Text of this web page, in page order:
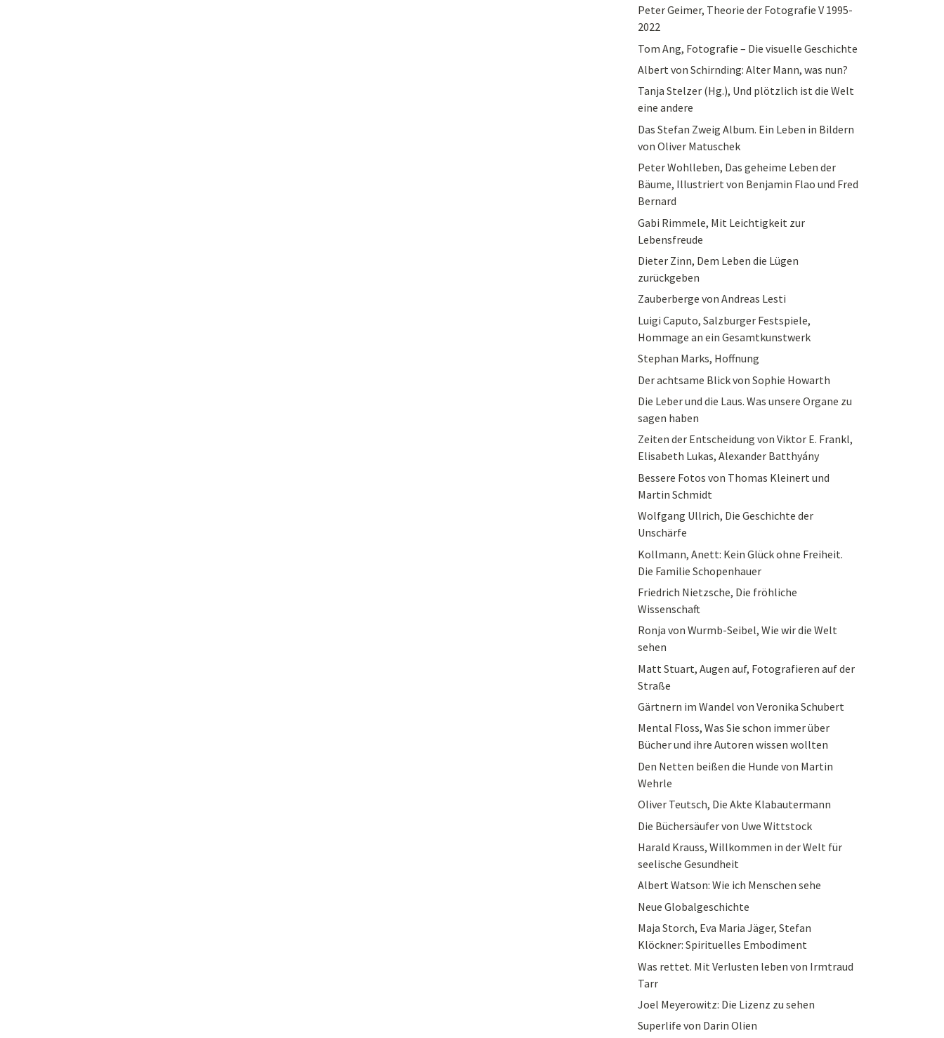
Peter Geimer, Theorie der Fotografie V 1995-
2022
Tom Ang, Fotografie – Die visuelle Geschichte
Albert von Schirnding: Alter Mann, was nun?
Tanja Stelzer (Hg.), Und plötzlich ist die Welt
eine andere
Das Stefan Zweig Album. Ein Leben in Bildern
von Oliver Matuschek
Peter Wohlleben, Das geheime Leben der
Bäume, Illustriert von Benjamin Flao und Fred
Bernard
Gabi Rimmele, Mit Leichtigkeit zur
Lebensfreude
Dieter Zinn, Dem Leben die Lügen
zurückgeben
Zauberberge von Andreas Lesti
Luigi Caputo, Salzburger Festspiele,
Hommage an ein Gesamtkunstwerk
Stephan Marks, Hoffnung
Der achtsame Blick von Sophie Howarth
Die Leber und die Laus. Was unsere Organe zu
sagen haben
Zeiten der Entscheidung von Viktor E. Frankl,
Elisabeth Lukas, Alexander Batthyány
Bessere Fotos von Thomas Kleinert und
Martin Schmidt
Wolfgang Ullrich, Die Geschichte der
Unschärfe
Kollmann, Anett: Kein Glück ohne Freiheit.
Die Familie Schopenhauer
Friedrich Nietzsche, Die fröhliche
Wissenschaft
Ronja von Wurmb-Seibel, Wie wir die Welt
sehen
Matt Stuart, Augen auf, Fotografieren auf der
Straße
Gärtnern im Wandel von Veronika Schubert
Mental Floss, Was Sie schon immer über
Bücher und ihre Autoren wissen wollten
Den Netten beißen die Hunde von Martin
Wehrle
Oliver Teutsch, Die Akte Klabautermann
Die Büchersäufer von Uwe Wittstock
Harald Krauss, Willkommen in der Welt für
seelische Gesundheit
Albert Watson: Wie ich Menschen sehe
Neue Globalgeschichte
Maja Storch, Eva Maria Jäger, Stefan
Klöckner: Spirituelles Embodiment
Was rettet. Mit Verlusten leben von Irmtraud
Tarr
Joel Meyerowitz: Die Lizenz zu sehen
Superlife von Darin Olien